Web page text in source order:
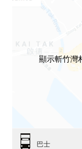
顯示斬竹灣
巴士